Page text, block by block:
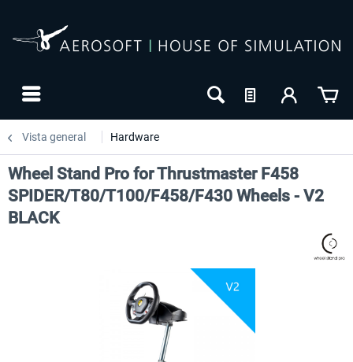
Vista general Hardware
Wheel Stand Pro for Thrustmaster F458
SPIDER/T80/T100/F458/F430 Wheels - V2
BLACK